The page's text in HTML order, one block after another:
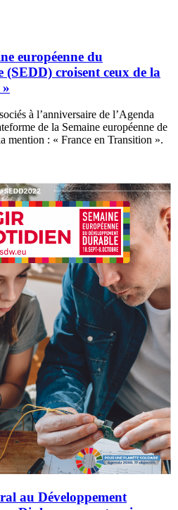
européenne du
croisent ceux de la
à l’anniversaire de l’Agenda
de la Semaine européenne de
mention : « France en Transition ».
au Développement